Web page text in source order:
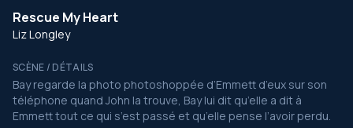
Rescue My Heart
Liz Longley
SCÈNE / DÉTAILS
Bay regarde la photo photoshoppée d’Emmett d’eux sur son
téléphone quand John la trouve, Bay lui dit qu’elle a dit à
Emmett tout ce qui s’est passé et qu’elle pense l’avoir perdu.